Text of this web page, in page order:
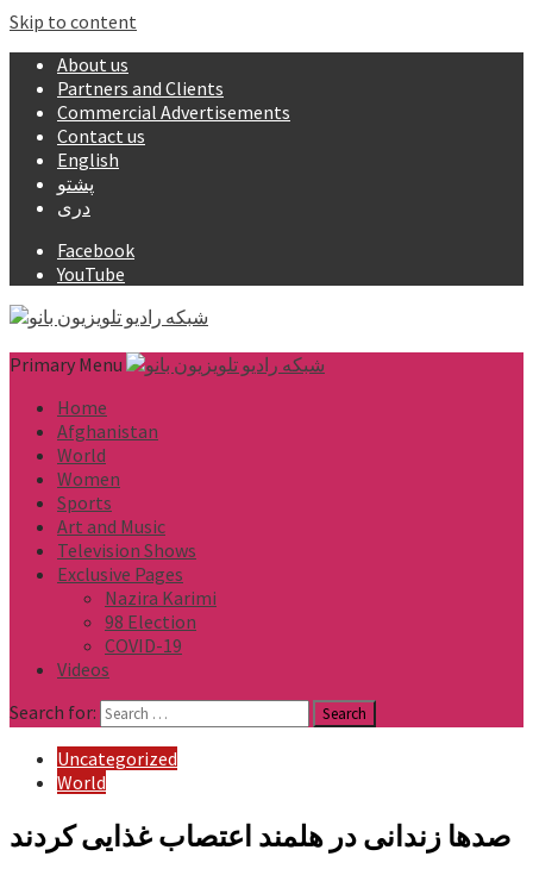
Skip to content
About us
Partners and Clients
Commercial Advertisements
Contact us
English
پشتو
دری
Facebook
YouTube
Primary Menu
Home
Afghanistan
World
Women
Sports
Art and Music
Television Shows
Exclusive Pages
Nazira Karimi
98 Election
COVID-19
Videos
Search for:
Uncategorized
World
صدها زندانی در هلمند اعتصاب غذایی کردند